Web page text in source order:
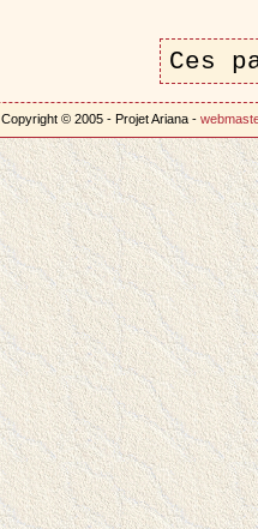
Ces
Copyright © 2005 - Projet Ariana -